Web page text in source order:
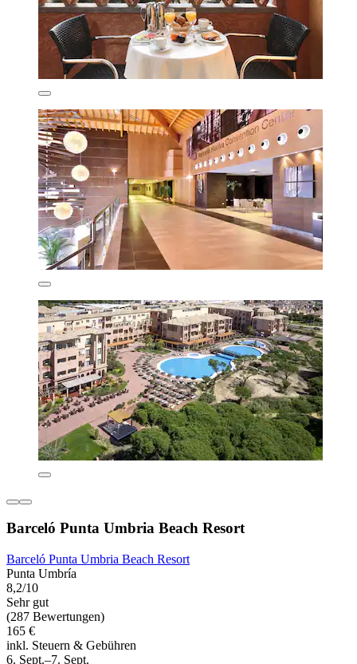
Barceló Punta Umbria Beach Resort
Barceló Punta Umbria Beach Resort
Punta Umbría
8,2/10
Sehr gut
(287 Bewertungen)
165 €
inkl. Steuern & Gebühren
6. Sept.–7. Sept.